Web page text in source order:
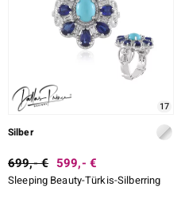
17
Silber
699,- € 599,- €
Sleeping Beauty-Türkis-Silberring